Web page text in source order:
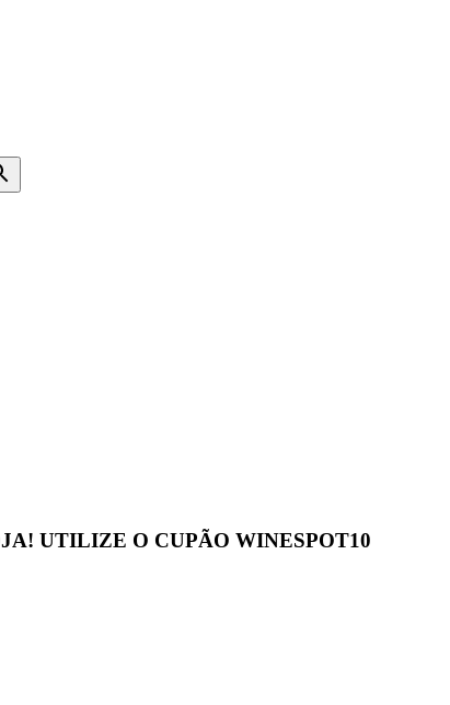
UTILIZE O CUPÃO WINESPOT10